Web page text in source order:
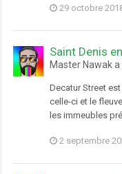
29 octobre
Saint Denis
Master Nawak
Decatur Street
celle-ci et le
les immeubles
2 septembre